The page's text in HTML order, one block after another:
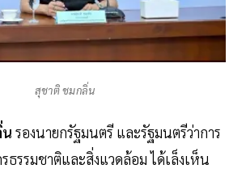
สุชาติ ชมกลิ่น
รองนายกรัฐมนตรี และรัฐมนตรีว่าการ
ธรรมชาติและสิ่งแวดล้อม ได้เล็งเห็น